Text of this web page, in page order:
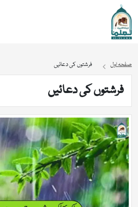
صفحہ اول فرشتوں کی دعائیں
فرشتوں کی دعائیں